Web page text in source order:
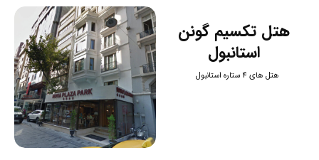
هتل تکسیم گونن
استانبول
هتل های 4 ستاره استانبول